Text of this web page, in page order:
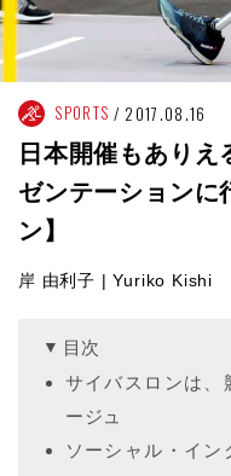
SPORTS 2017.08.16
日本開催もあり
ゼンテーションに
ン】
岸 由利子 | Yuriko Kishi
目次
サイバスロンは、
ージュ
ソーシャル・イ